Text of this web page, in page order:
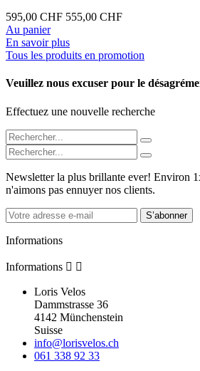
595,00 CHF 555,00 CHF
Au panier
En savoir plus
Tous les produits en promotion
Veuillez nous excuser pour le
Effectuez une nouvelle recherche
Newsletter la plus brillante ever! Environ
n'aimons pas ennuyer nos clients.
S’abonner
Informations
Informations  
Loris Velos
Dammstrasse 36
4142 Münchenstein
Suisse
info@lorisvelos.ch
061 338 92 33